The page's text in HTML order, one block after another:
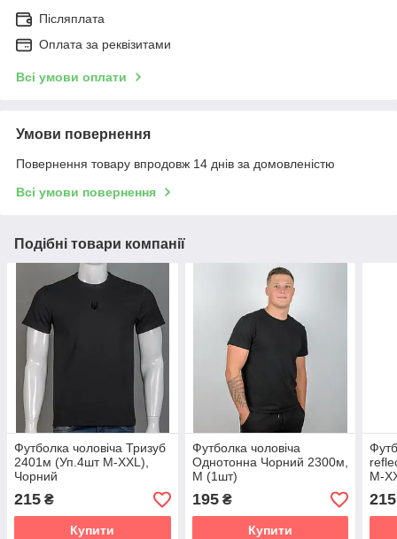
Післяплата
Оплата за реквізитами
Всі умови оплати
Умови повернення
Повернення товару впродовж 14 днів за домовленістю
Всі умови повернення
Подібні товари компанії
Футболка чоловіча Тризуб
2401м (Уп.4шт M-XXL),
Чорний
215 ₴
Купити
Футболка чоловіча
Однотонна Чорний 2300м,
M (1шт)
195₴
Купити
M-
215